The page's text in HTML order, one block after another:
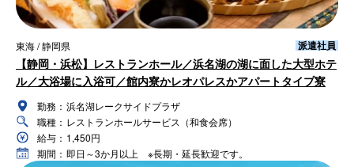
東海 / 静岡県 派遣社員
【静岡・浜松】レストランホール／浜名湖の湖に面した大型ホテ
ル／大浴場に入浴可／館内寮かレオパレスかアパートタイプ寮
勤務： 浜名湖レークサイドプラザ
職種： レストランホールサービス（和食会席）
給与： 1,450円
期間： 即日～3か月以上 ※長期・延長歓迎です。